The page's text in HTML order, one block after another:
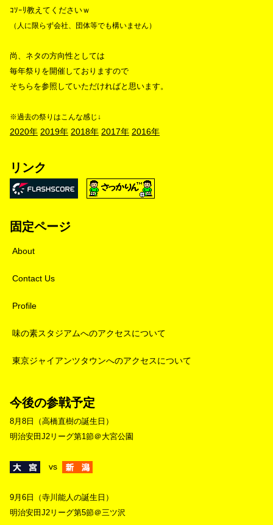
ｺｿｰﾘ教えてくださいｗ
（人に限らず会社、団体等でも構いません）
尚、ネタの方向性としては
毎年祭りを開催しておりますので
そちらを参照していただければと思います。
※過去の祭りはこんな感じ↓
2020年 2019年 2018年 2017年 2016年
リンク
固定ページ
About
Contact Us
Profile
味の素スタジアムへのアクセスについて
東京ジャイアンツタウンへのアクセスについて
今後の参戦予定
8月8日（高橋直樹の誕生日）
明治安田J2リーグ第1節＠大宮公園
vs
9月6日（寺川能人の誕生日）
明治安田J2リーグ第5節＠三ツ沢